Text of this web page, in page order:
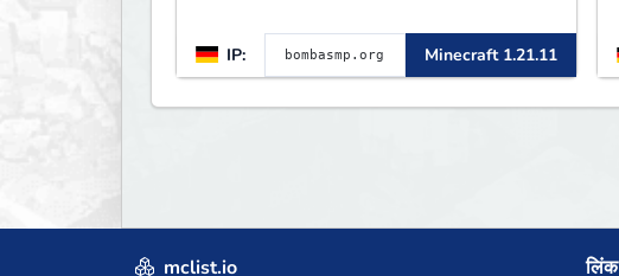
IP: Minecraft 1.21.11
mclist.io लिंक